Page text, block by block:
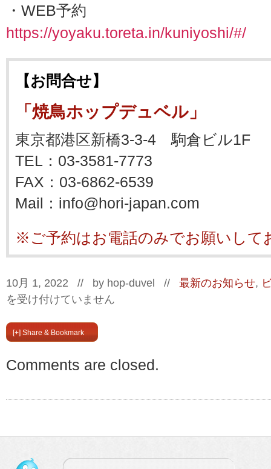
・WEB予約
https://yoyaku.toreta.in/kuniyoshi/#/
【お問合せ】
「焼鳥ホップデュベル」
東京都港区新橋3-3-4 駒倉ビル1F
TEL：03-3581-7773
FAX：03-6862-6539
Mail：info@hori-japan.com
※ご予約はお電話のみでお願いして
10月 1, 2022 // by hop-duvel // 最新のお知らせ,
を受け付けていません
[+] Share & Bookmark
Comments are closed.